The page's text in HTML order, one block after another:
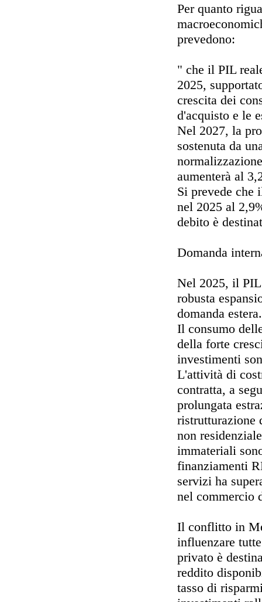
Per quanto
prevedono:
" che il PIL
2025,
crescita dei
d'acquisto e le
Nel 2027, la
sostenuta da
aumenterà al
Si prevede che
nel 2025 al
debito è
Domanda
Nel 2025, il
robusta
domanda estera.
Il consumo
della forte
investimenti
L'attività di
contratta, a
prolungata
ristrutturazione
non
immateriali
finanziamenti
servizi ha
nel commercio
Il conflitto in
influenzare
privato è
reddito
tasso di